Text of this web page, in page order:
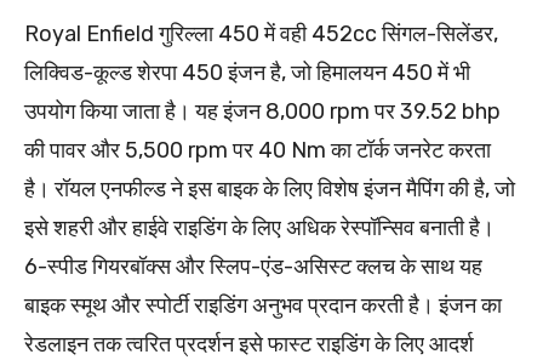
Royal Enfield गुरिल्ला 450 में वही 452cc सिंगल-सिलेंडर,
लिक्विड-कूल्ड शेरपा 450 इंजन है, जो हिमालयन 450 में भी
उपयोग किया जाता है। यह इंजन 8,000 rpm पर 39.52 bhp
की पावर और 5,500 rpm पर 40 Nm का टॉर्क जनरेट करता
है। रॉयल एनफील्ड ने इस बाइक के लिए विशेष इंजन मैपिंग की है, जो
इसे शहरी और हाईवे राइडिंग के लिए अधिक रेस्पॉन्सिव बनाती है।
6-स्पीड गियरबॉक्स और स्लिप-एंड-असिस्ट क्लच के साथ यह
बाइक स्मूथ और स्पोर्टी राइडिंग अनुभव प्रदान करती है। इंजन का
रेडलाइन तक त्वरित प्रदर्शन इसे फास्ट राइडिंग के लिए आदर्श